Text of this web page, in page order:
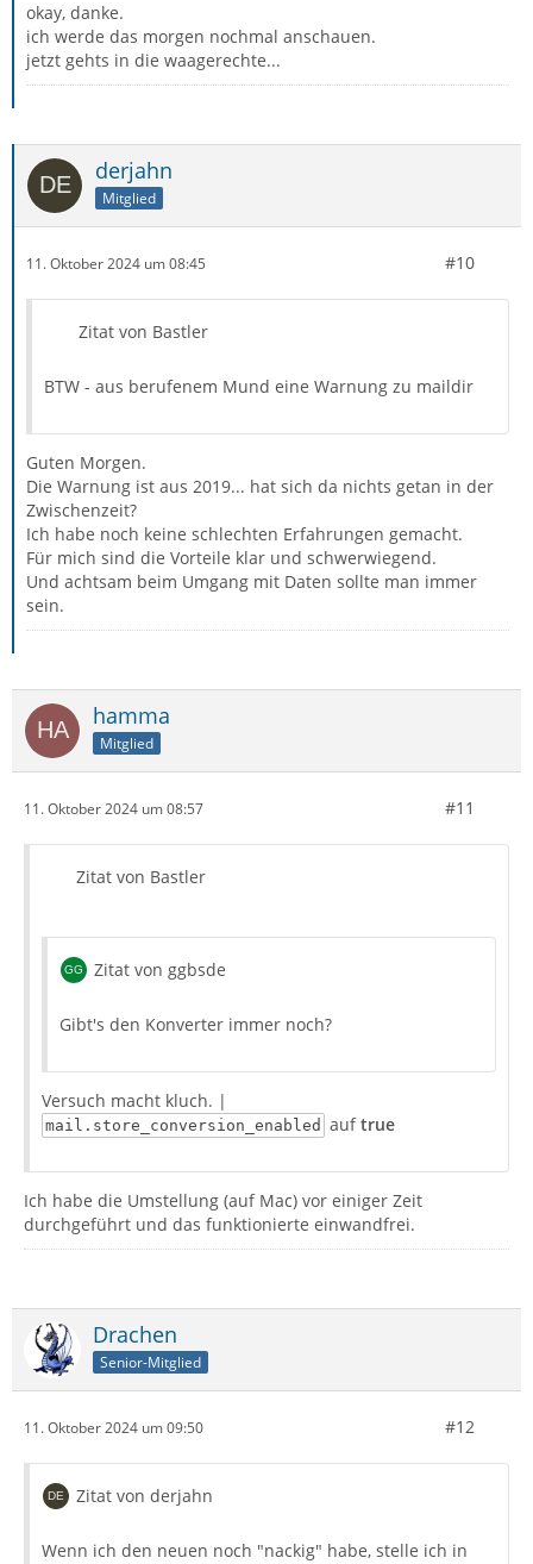
okay, danke.
ich werde das morgen nochmal anschauen.
jetzt gehts in die waagerechte...
derjahn
Mitglied
11. Oktober 2024 um 08:45 #10
Zitat von Bastler
BTW - aus berufenem Mund eine Warnung zu maildir
Guten Morgen.
Die Warnung ist aus 2019... hat sich da nichts getan in der
Zwischenzeit?
Ich habe noch keine schlechten Erfahrungen gemacht.
Für mich sind die Vorteile klar und schwerwiegend.
Und achtsam beim Umgang mit Daten sollte man immer
sein.
hamma
Mitglied
11. Oktober 2024 um 08:57 #11
Zitat von Bastler
Zitat von ggbsde
Gibt's den Konverter immer noch?
Versuch macht kluch. |
mail.store_conversion_enabled auftrue
Ich habe die Umstellung (auf Mac) vor einiger Zeit
durchgeführt und das funktionierte einwandfrei.
Drachen
Senior-Mitglied
11. Oktober 2024 um 09:50 #12
Zitat von derjahn
Wenn ich den neuen noch "nackig" habe, stelle ich in